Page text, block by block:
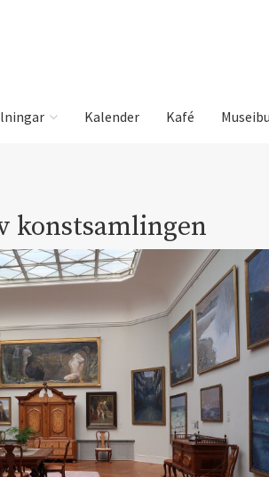
Kalender Kafé
konstsamlingen